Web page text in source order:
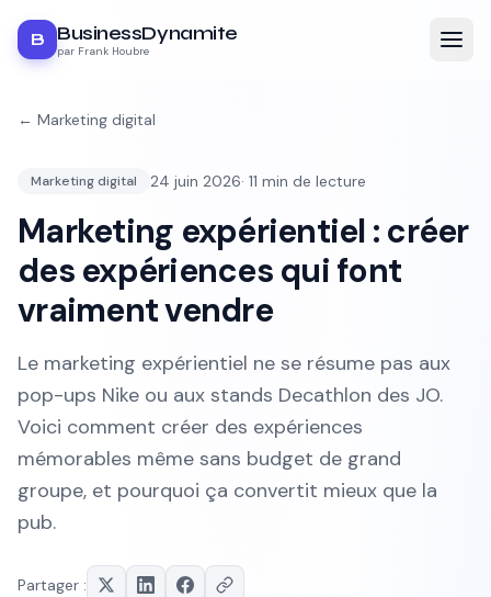
B BusinessDynamite
par Frank Houbre
← Marketing digital
Marketing digital 24 juin 2026· 11 min de lecture
Marketing expérientiel : créer
des expériences qui font
vraiment vendre
Le marketing expérientiel ne se résume pas aux
pop-ups Nike ou aux stands Decathlon des JO.
Voici comment créer des expériences
mémorables même sans budget de grand
groupe, et pourquoi ça convertit mieux que la
pub.
Partager :